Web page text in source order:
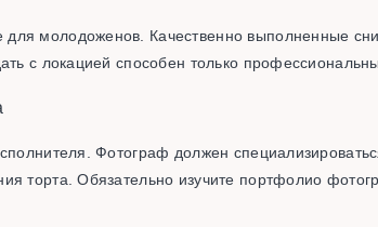
молодоженов. Качественно выполненные
с локацией способен только
Фотограф должен
торта. Обязательно изучите портфолио